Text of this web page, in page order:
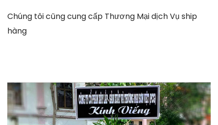
Chúng tôi cũng cung cấp Thương Mại dịch Vụ ship
hàng